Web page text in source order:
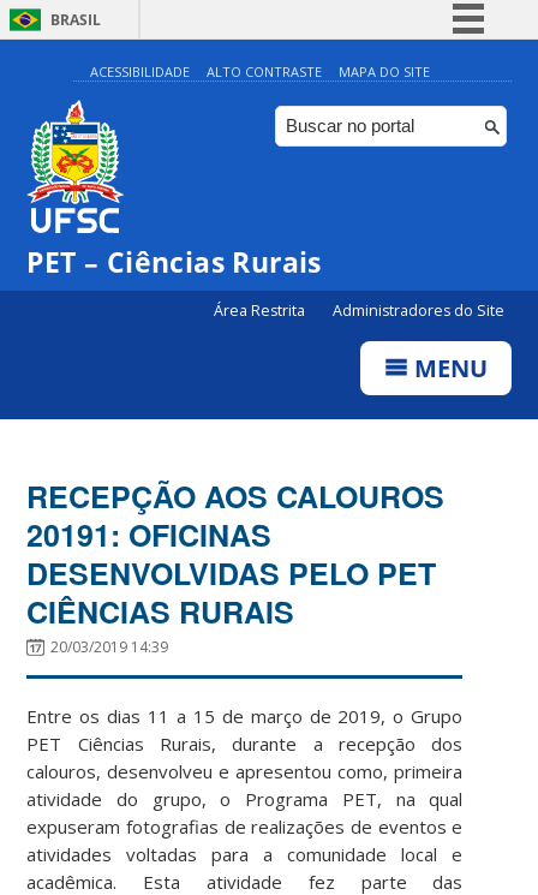
BRASIL
Simplifique!
Comunica BR
Participe
ACESSIBILIDADE ALTO CONTRASTE MAPA DO SITE
PET – Ciências Rurais
Área Restrita Administradores do Site
MENU
RECEPÇÃO AOS CALOUROS
20191: OFICINAS
DESENVOLVIDAS PELO PET
CIÊNCIAS RURAIS
20/03/2019 14:39
Entre os dias 11 a 15 de março de 2019, o Grupo
PET Ciências Rurais, durante a recepção dos
calouros, desenvolveu e apresentou como, primeira
atividade do grupo, o Programa PET, na qual
expuseram fotografias de realizações de eventos e
atividades voltadas para a comunidade local e
acadêmica. Esta atividade fez parte das